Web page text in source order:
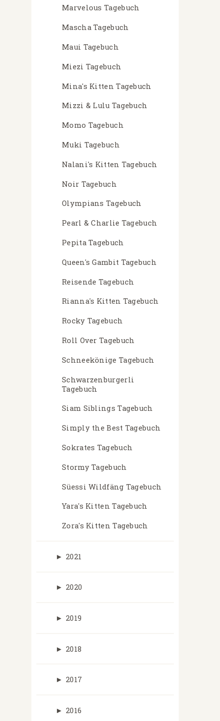
Marvelous Tagebuch
Mascha Tagebuch
Maui Tagebuch
Miezi Tagebuch
Mina's Kitten Tagebuch
Mizzi & Lulu Tagebuch
Momo Tagebuch
Muki Tagebuch
Nalani's Kitten Tagebuch
Noir Tagebuch
Olympians Tagebuch
Pearl & Charlie Tagebuch
Pepita Tagebuch
Queen's Gambit Tagebuch
Reisende Tagebuch
Rianna's Kitten Tagebuch
Rocky Tagebuch
Roll Over Tagebuch
Schneekönige Tagebuch
Schwarzenburgerli
Tagebuch
Siam Siblings Tagebuch
Simply the Best Tagebuch
Sokrates Tagebuch
Stormy Tagebuch
Süessi Wildfäng Tagebuch
Yara's Kitten Tagebuch
Zora's Kitten Tagebuch
► 2021
► 2020
► 2019
► 2018
► 2017
► 2016